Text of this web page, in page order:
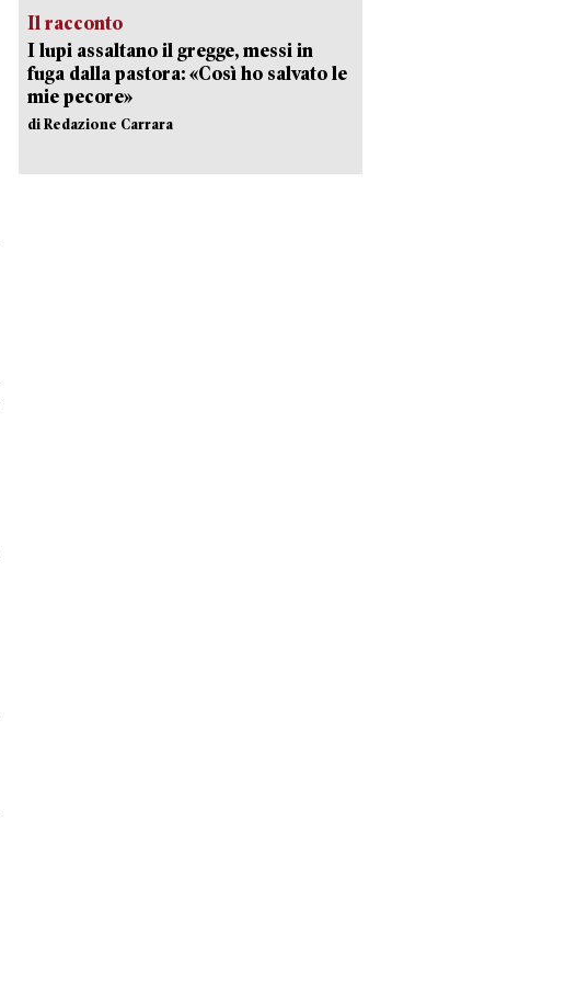
Il racconto
I lupi assaltano il gregge, messi in
fuga dalla pastora: «Così ho salvato le
mie pecore»
di Redazione Carrara